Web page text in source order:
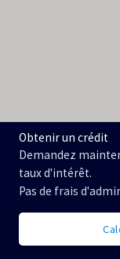
Obtenir un crédit
Demandez
taux d'intérêt.
Pas de frais